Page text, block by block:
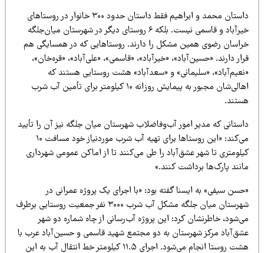
داستان محمد و ابراهیم فقط داستان حدود ۳۰۰ خانوار در روستاهای
خیرآباد و قاسمی نیست. بلکه ۶ روستای دیگر در شهرستان میان‌جلگه
رضوی همین مشکل را دارند. روستاهایی که در همسایگی هم
دارند. «حسین‌آباد»، «خیرآباد»، «قاسمی»، «علی‌آباد»، «قره‌خان»،
«سلیمانی» و «سعدآباد» هشت روستایی هستند که
اهالی‌شان مجبور به پیمایش روزانه ۱۰ کیلومتر برای تأمین آب شرب
که مدیر امور آب‌وفاضلاب شهرستان میان جلگه نیز آن را تأیید
می‌کند: «این روستاها برای تهیه آب شرب موردنیاز خود مسافت ۱۰
تا شهر عشق‌آباد را طی می‌کنند تا از اماکن عمومی شهرداری
پارک‌ها برداشت کنند.»
سیفی» به ایسنا گفته بود: «با اجرای یک پروژه عمرانی در
شهرستان میان جلگه مشکل آب شرب ۳۰۰۰ نفر جمعیت روستایی برطرف
خاطرنشان کرد: این پروژه آب‌رسانی از چاه شماره دو شهر
مرکز شهرستان به دو مجتمع شهید قاسمی و حسین‌آباد عرب با
هشت روستا انجام می‌شود. اجرای ۱۱.۵ کیلومتر خط انتقال آب به این